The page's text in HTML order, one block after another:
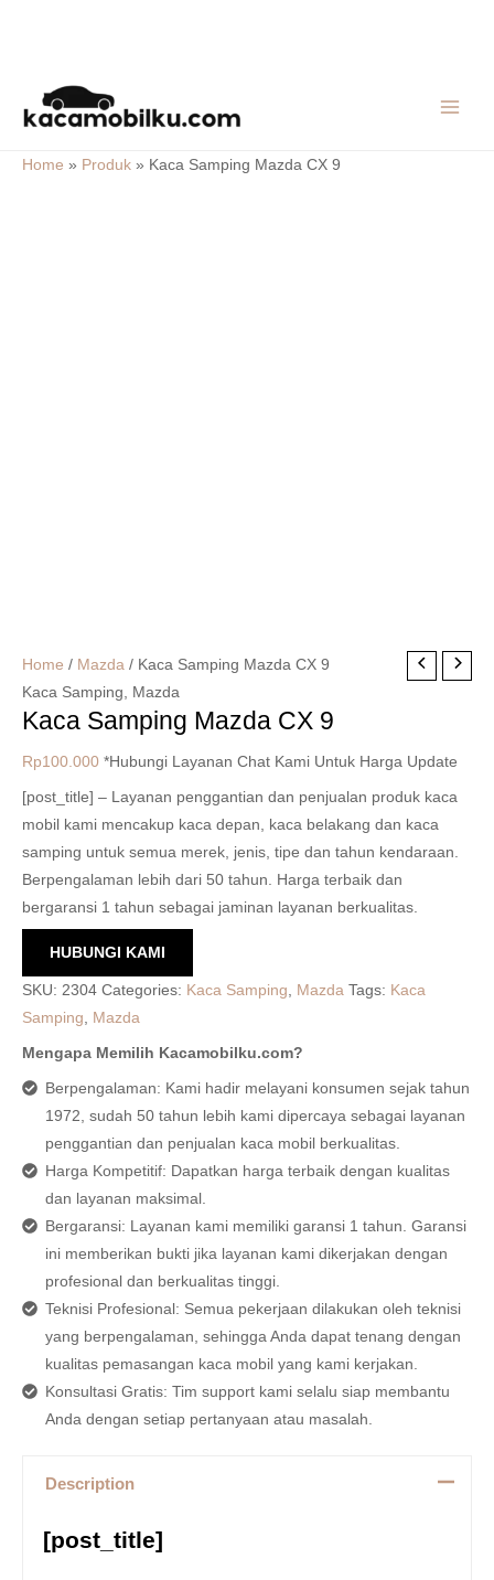
content
Home » Produk » Kaca Samping Mazda CX 9
Home / Mazda / Kaca Samping Mazda CX 9
Kaca Samping, Mazda
Kaca Samping Mazda CX 9
Rp100.000 *Hubungi Layanan Chat Kami Untuk Harga Update
[post_title] – Layanan penggantian dan penjualan produk kaca
mobil kami mencakup kaca depan, kaca belakang dan kaca
samping untuk semua merek, jenis, tipe dan tahun kendaraan.
Berpengalaman lebih dari 50 tahun. Harga terbaik dan
bergaransi 1 tahun sebagai jaminan layanan berkualitas.
HUBUNGI KAMI
SKU: 2304 Categories: Kaca Samping, Mazda Tags: Kaca
Samping, Mazda
Mengapa Memilih Kacamobilku.com?
Berpengalaman: Kami hadir melayani konsumen sejak tahun
1972, sudah 50 tahun lebih kami dipercaya sebagai layanan
penggantian dan penjualan kaca mobil berkualitas.
Harga Kompetitif: Dapatkan harga terbaik dengan kualitas
dan layanan maksimal.
Bergaransi: Layanan kami memiliki garansi 1 tahun. Garansi
ini memberikan bukti jika layanan kami dikerjakan dengan
profesional dan berkualitas tinggi.
Teknisi Profesional: Semua pekerjaan dilakukan oleh teknisi
yang berpengalaman, sehingga Anda dapat tenang dengan
kualitas pemasangan kaca mobil yang kami kerjakan.
Konsultasi Gratis: Tim support kami selalu siap membantu
Anda dengan setiap pertanyaan atau masalah.
Description
[post_title]